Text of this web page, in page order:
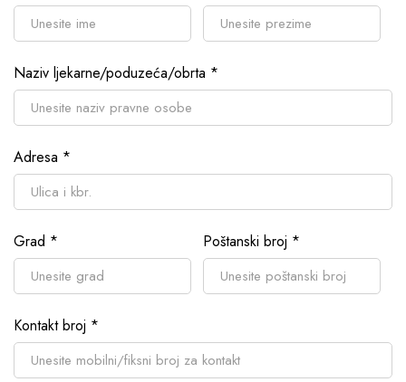
Naziv ljekarne/poduzeća/obrta *
Adresa *
Grad * Poštanski broj *
Kontakt broj *